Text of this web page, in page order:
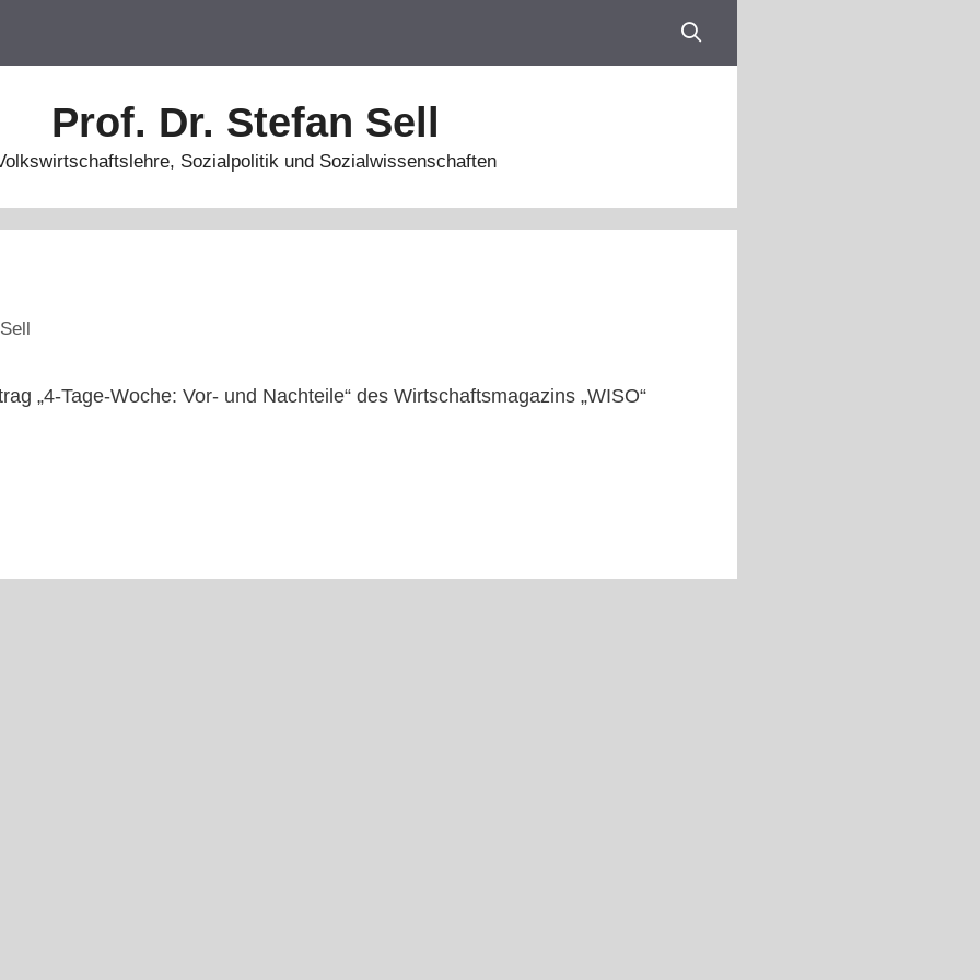
Prof. Dr. Stefan Sell
Sozialpolitik und Sozialwissenschaften
„4-Tage-Woche: Vor- und Nachteile“ des Wirtschaftsmagazins „WISO“